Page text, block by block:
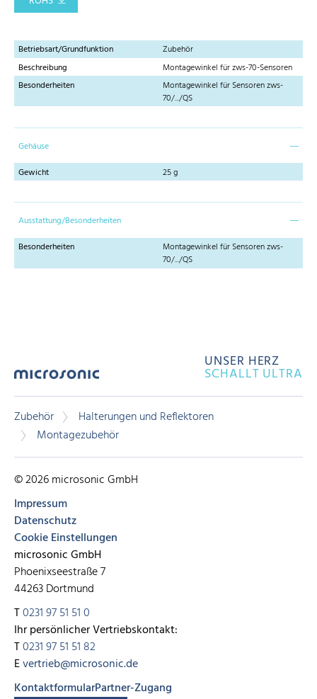
Betriebsart/Grundfunktion
Zubehör
Beschreibung
Montagewinkel für zws-70-Sensoren
Besonderheiten
Montagewinkel für Sensoren zws-
70/.../QS
Gehäuse
Gewicht
25 g
Ausstattung/Besonderheiten
Besonderheiten
Montagewinkel für Sensoren zws-
70/.../QS
UNSER HERZ
SCHALLT ULTRA
Zubehör
Halterungen und Reflektoren
Montagezubehör
© 2026 microsonic GmbH
Impressum
Datenschutz
Cookie Einstellungen
microsonic GmbH
Phoenixseestraße 7
44263 Dortmund
T0231 97 51 51 0
Ihr persönlicher Vertriebskontakt:
T0231 97 51 51 82
Evertrieb@microsonic.de
KontaktformularPartner-Zugang